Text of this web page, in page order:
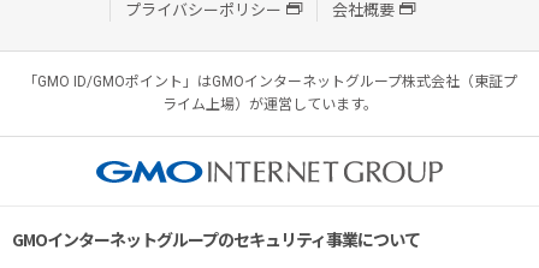
プライバシーポリシー
会社概要
「GMO ID/GMOポイント」はGMOインターネットグループ株式会社（東証プ
ライム上場）が運営しています。
GMOインターネットグループのセキュリティ事業について